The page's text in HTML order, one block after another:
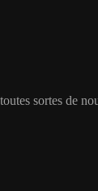
sortes de